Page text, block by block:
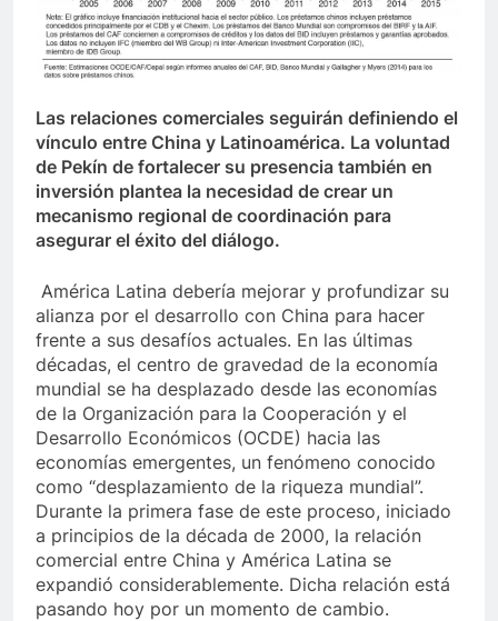
Las relaciones comerciales seguirán definiendo el
vínculo entre China y Latinoamérica. La voluntad
de Pekín de fortalecer su presencia también en
inversión plantea la necesidad de crear un
mecanismo regional de coordinación para
asegurar el éxito del diálogo.
América Latina debería mejorar y profundizar su
alianza por el desarrollo con China para hacer
frente a sus desafíos actuales. En las últimas
décadas, el centro de gravedad de la economía
mundial se ha desplazado desde las economías
de la Organización para la Cooperación y el
Desarrollo Económicos (OCDE) hacia las
economías emergentes, un fenómeno conocido
como “desplazamiento de la riqueza mundial”.
Durante la primera fase de este proceso, iniciado
a principios de la década de 2000, la relación
comercial entre China y América Latina se
expandió considerablemente. Dicha relación está
pasando hoy por un momento de cambio.